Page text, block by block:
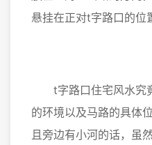
悬挂在正对t字路口的位
t字路口住宅风水究
的环境以及马路的具体
且旁边有小河的话，虽